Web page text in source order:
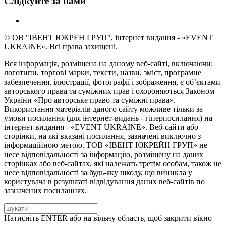
© ОВ "ІВЕНТ ЮКРЕН ГРУП", інтернет видання - «EVENT
UKRAINE». Всі права захищені.
Вся інформація, розміщена на даному веб-сайті, включаючи:
логотипи, торгові марки, тексти, назви, зміст, програмне
забезпечення, ілюстрації, фотографії і зображення, є об’єктами
авторського права та суміжних прав і охороняються Законом
України «Про авторське право та суміжні права».
Використання матеріалів даного сайту можливе тільки за
умови посилання (для інтернет-видань - гіперпосилання) на
інтернет видання - «EVENT UKRAINE». Веб-сайти або
сторінки, на які вказані посилання, зазначені виключно з
інформаційною метою. ТОВ «ІВЕНТ ЮКРЕЙН ГРУП» не
несе відповідальності за інформацію, розміщену на даних
сторінках або веб-сайтах, які належать третім особам, також не
несе відповідальності за будь-яку шкоду, що виникла у
користувача в результаті відвідування даних веб-сайтів по
зазначених посиланнях.
Натисніть ENTER або на вільну область, щоб закрити вікно